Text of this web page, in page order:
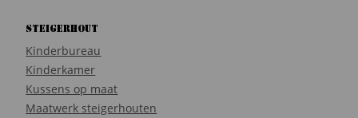
Steigerhout
Kinderbureau
Kinderkamer
Kussens op maat
Maatwerk steigerhouten